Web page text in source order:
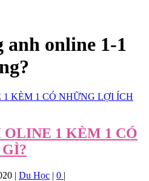
anh online 1-1
1 KÈM 1 CÓ
| Du Học | 0 |